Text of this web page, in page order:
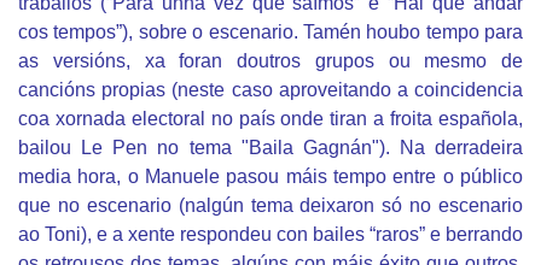
cos tempos”), sobre o escenario. Tamén houbo tempo para
as versións, xa foran doutros grupos ou mesmo de
cancións propias (neste caso aproveitando a coincidencia
coa xornada electoral no país onde tiran a froita española,
bailou Le Pen no tema "Baila Gagnán"). Na derradeira
media hora, o Manuele pasou máis tempo entre o público
que no escenario (nalgún tema deixaron só no escenario
ao Toni), e a xente respondeu con bailes “raros” e berrando